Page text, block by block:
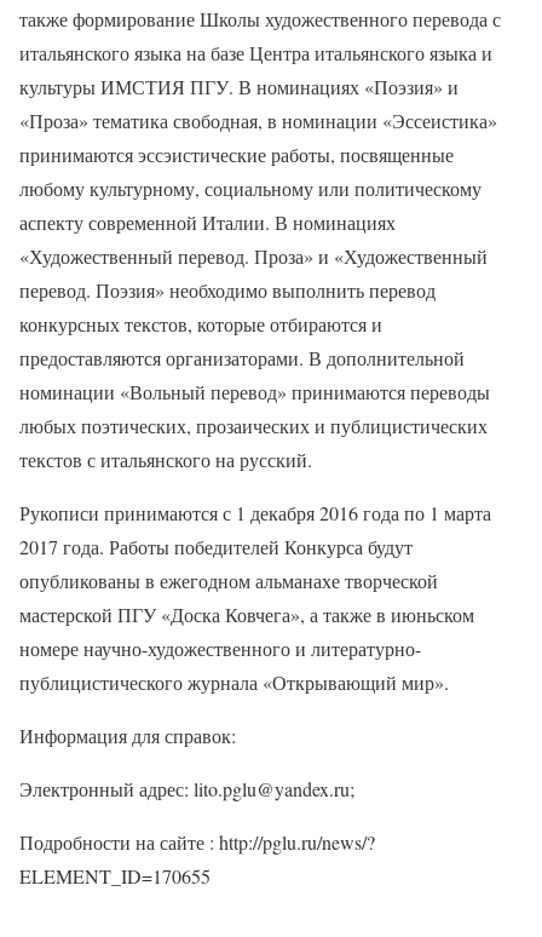
также формирование Школы художественного перевода с
итальянского языка на базе Центра итальянского языка и
культуры ИМСТИЯ ПГУ. В номинациях «Поэзия» и
«Проза» тематика свободная, в номинации «Эссеистика»
принимаются эссэистические работы, посвященные
любому культурному, социальному или политическому
аспекту современной Италии. В номинациях
«Художественный перевод. Проза» и «Художественный
перевод. Поэзия» необходимо выполнить перевод
конкурсных текстов, которые отбираются и
предоставляются организаторами. В дополнительной
номинации «Вольный перевод» принимаются переводы
любых поэтических, прозаических и публицистических
текстов с итальянского на русский.
Рукописи принимаются с 1 декабря 2016 года по 1 марта
2017 года. Работы победителей Конкурса будут
опубликованы в ежегодном альманахе творческой
мастерской ПГУ «Доска Ковчега», а также в июньском
номере научно-художественного и литературно-
публицистического журнала «Открывающий мир».
Информация для справок:
Электронный адрес: lito.pglu@yandex.ru;
Подробности на сайте : http://pglu.ru/news/?
ELEMENT_ID=170655